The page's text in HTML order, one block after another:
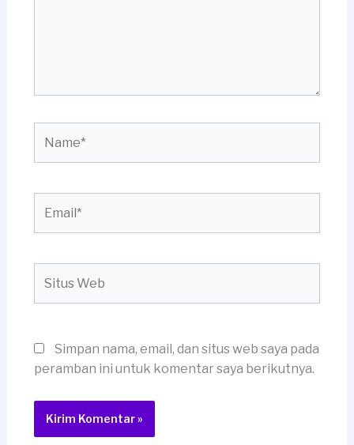
Web
Simpan nama, email, dan situs web saya pada
peramban ini untuk komentar saya berikutnya.